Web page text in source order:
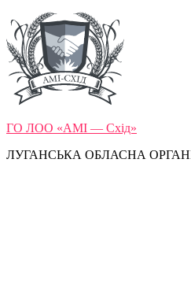
ГО ЛОО «АМІ — Схід»
ЛУГАНСЬКА ОБЛАСНА